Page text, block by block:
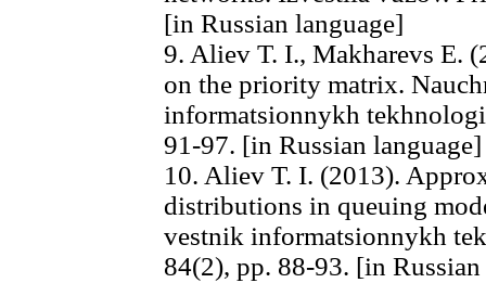
[in Russian language]
9. Aliev T. I., Makharevs E.
on the priority matrix.
informatsionnykh
91-97. [in Russian language]
10. Aliev T. I. (2013).
distributions in queuing
vestnik informatsionnykh
84(2), pp. 88-93. [in